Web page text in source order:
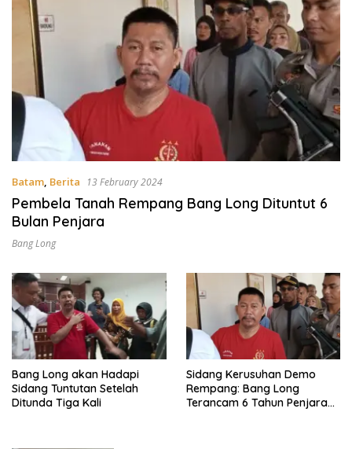
Batam, Berita 13 February 2024
Pembela Tanah Rempang Bang Long Dituntut 6
Bulan Penjara
Bang Long
Bang Long akan Hadapi
Sidang Tuntutan Setelah
Ditunda Tiga Kali
Sidang Kerusuhan Demo
Rempang: Bang Long
Terancam 6 Tahun Penjara